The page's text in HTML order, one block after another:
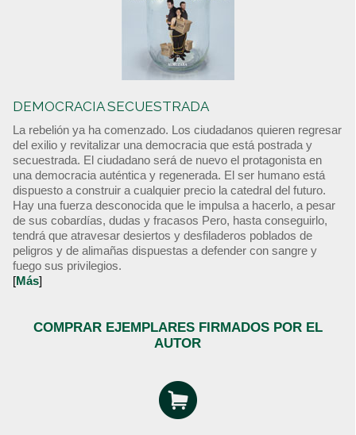
DEMOCRACIA SECUESTRADA
La rebelión ya ha comenzado. Los ciudadanos quieren regresar
del exilio y revitalizar una democracia que está postrada y
secuestrada. El ciudadano será de nuevo el protagonista en
una democracia auténtica y regenerada. El ser humano está
dispuesto a construir a cualquier precio la catedral del futuro.
Hay una fuerza desconocida que le impulsa a hacerlo, a pesar
de sus cobardías, dudas y fracasos Pero, hasta conseguirlo,
tendrá que atravesar desiertos y desfiladeros poblados de
peligros y de alimañas dispuestas a defender con sangre y
fuego sus privilegios.
[Más]
COMPRAR EJEMPLARES FIRMADOS POR EL
AUTOR